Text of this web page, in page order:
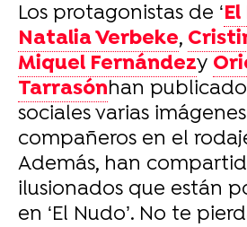
Los protagonistas de ‘
Natalia Verbeke,
Miquel Fernándezy
Tarrasónhan
sociales varias
compañeros en el
Además, han
ilusionados que están
en ‘El Nudo’. No te